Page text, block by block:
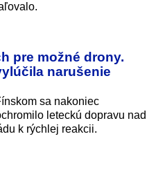
pre možné drony.
narušenie
sa nakoniec
leteckú dopravu nad
k rýchlej reakcii.